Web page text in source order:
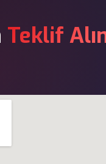
Teklif